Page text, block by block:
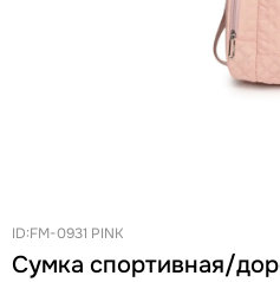
Ланчбоксы и бутылки
Детские кошельки
Дошкольные рюкзаки
Pungă cosmetică
Зонты
ID:FM-0931 PINK
Сумка спортивная/